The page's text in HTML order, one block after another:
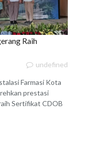
Raih
undefined
Farmasi Kota
prestasi
Sertifikat CDOB